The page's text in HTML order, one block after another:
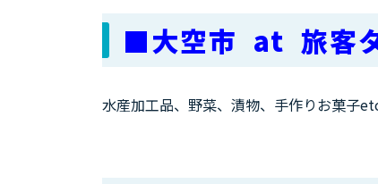
■大空市 at 旅客
水産加工品、野菜、漬物、手作りお菓子